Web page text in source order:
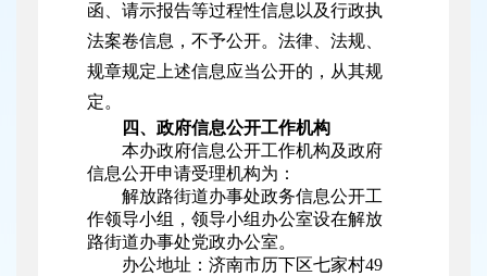
函、请示报告等过程性信息以及行政执
法案卷信息，不予公开。法律、法规、
规章规定上述信息应当公开的，从其规
定。
四、政府信息公开工作机构
本办政府信息公开工作机构及政府
信息公开申请受理机构为：
解放路街道办事处政务信息公开工
作领导小组，领导小组办公室设在解放
路街道办事处党政办公室。
办公地址：济南市历下区七家村49